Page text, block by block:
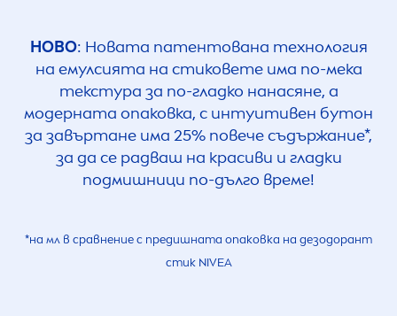
НОВО: Новата патентована технология
на емулсията на стиковете има по-мека
текстура за по-гладко нанасяне, а
модерната опаковка, с интуитивен бутон
за завъртане има 25% повече съдържание*,
за да се радваш на красиви и гладки
подмишници по-дълго време!
*на мл в сравнение с предишната опаковка на дезодорант
стик NIVEA